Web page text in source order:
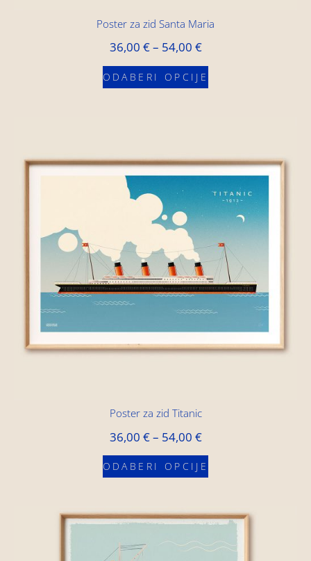
Poster za zid Santa Maria
36,00 €– 54,00 €
ODABERI OPCIJE
Poster za zid Titanic
36,00 €– 54,00 €
ODABERI OPCIJE